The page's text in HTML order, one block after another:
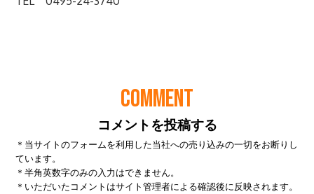
COMMENT
コメントを投稿する
＊当サイトのフォームを利用した当社への売り込みの一切をお断りし
ています。
＊半角英数字のみの入力はできません。
＊いただいたコメントはサイト管理者による確認後に反映されます。